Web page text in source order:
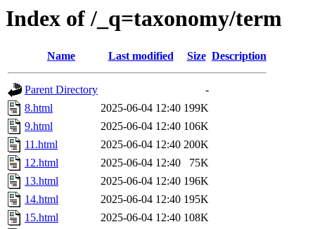
Index of /_q=taxonomy/term
Name Last modified Size Description
Parent Directory
-
8.html
2025-06-04 12:40 199K
9.html
2025-06-04 12:40 106K
11.html
2025-06-04 12:40 200K
12.html
2025-06-04 12:40
75K
13.html
2025-06-04 12:40 196K
14.html
2025-06-04 12:40 195K
15.html
2025-06-04 12:40 108K